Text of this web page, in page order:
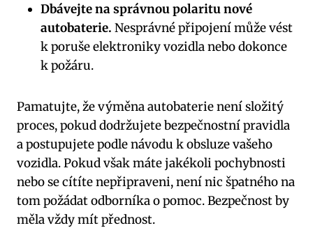
Dbávejte na správnou polaritu nové
autobaterie. Nesprávné připojení může vést
k poruše elektroniky vozidla nebo dokonce
k požáru.
Pamatujte, že výměna autobaterie není složitý
proces, pokud dodržujete bezpečnostní pravidla
a postupujete podle návodu k obsluze vašeho
vozidla. Pokud však máte jakékoli pochybnosti
nebo se cítíte nepřipraveni, není nic špatného na
tom požádat odborníka o pomoc. Bezpečnost by
měla vždy mít přednost.